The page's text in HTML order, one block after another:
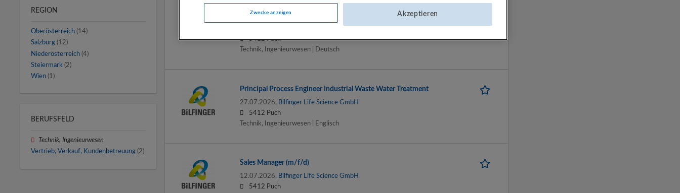
Principal Prozessingenieur (m/w/d) Industrial Waste Water
Treatment
5412 Puch
Technik, Ingenieurwesen | Deutsch
Principal Process Engineer Industrial Waste Water Treatment
27.07.2026, Bilfinger Life Science GmbH
5412 Puch
Technik, Ingenieurwesen | Englisch
Sales Manager (m/f/d)
12.07.2026, Bilfinger Life Science GmbH
5412 Puch
REGION
Oberösterreich (14)
Salzburg (12)
Niederösterreich (4)
Steiermark (2)
Wien (1)
BERUFSFELD
Technik, Ingenieurwesen
Vertrieb, Verkauf, Kundenbetreuung (2)
Zwecke anzeigen Akzeptieren